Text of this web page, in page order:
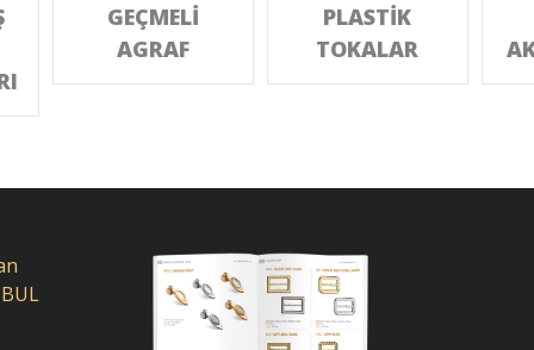
GEÇMELİ
AGRAF
PLASTİK
TOKALAR